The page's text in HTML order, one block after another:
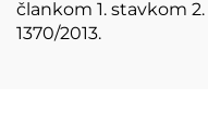
člankom 1. stavkom
1370/2013.